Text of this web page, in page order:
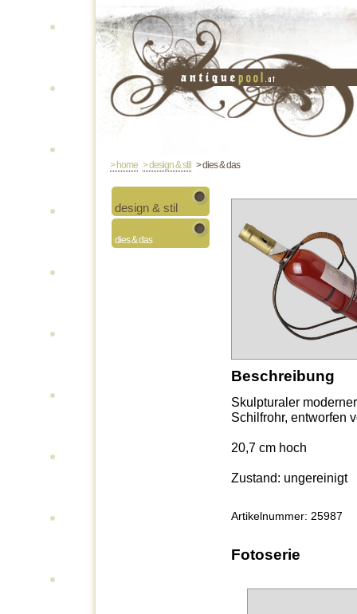
> home > design & stil > dies & das
design & stil
dies & das
Beschreibung
Skulpturaler
Schilfrohr, entworfen
20,7 cm hoch
Zustand: ungereinigt
Artikelnummer: 25987
Fotoserie